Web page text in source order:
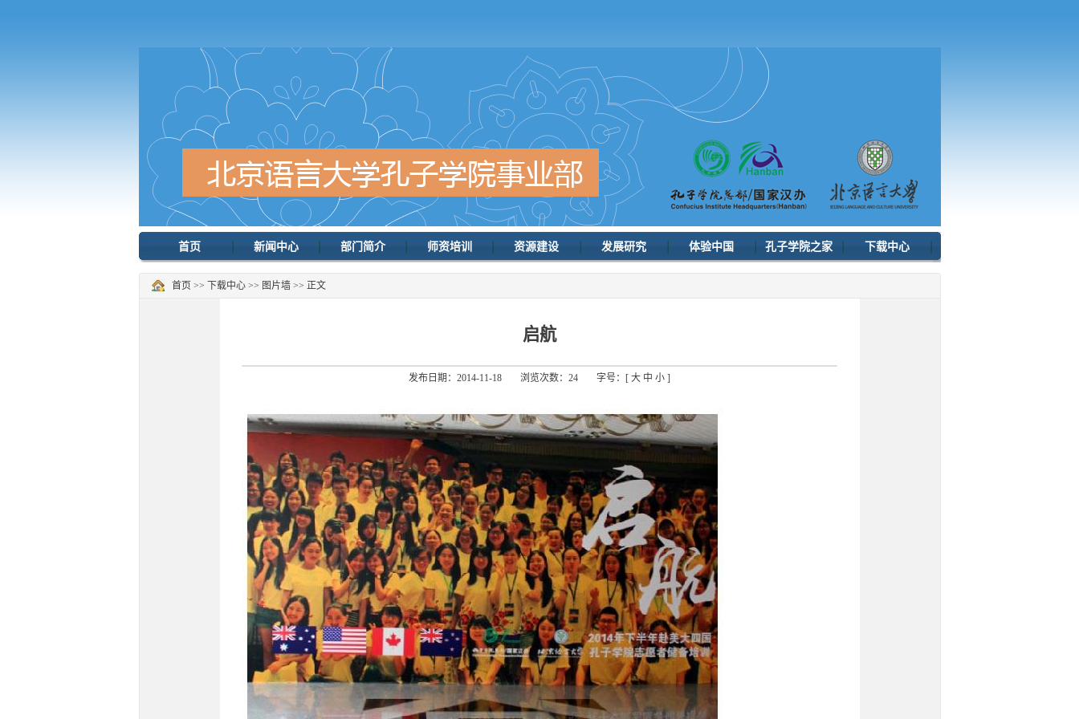
首页 新闻中心 部门简介 师资培训 资源建设 发展研究 体验中国 孔子学院之家 下载中心
首页 >> 下载中心>> 图片墙>> 正文
启航
发布日期：2014-11-18 浏览次数： 24 字号：[ 大 中 小 ]